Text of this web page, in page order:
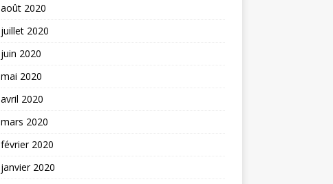
août 2020
juillet 2020
juin 2020
mai 2020
avril 2020
mars 2020
février 2020
janvier 2020